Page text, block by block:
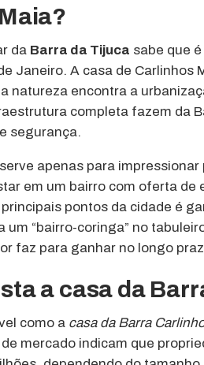
da Barra da Tijuca sabe que
Janeiro. A casa de Carlinhos
natureza encontra a
completa fazem da
segurança.
apenas para impressionar
em um bairro com oferta
pontos da cidade é
um “bairro-coringa” no
faz para ganhar no longo
a casa da
como a casa da Barra
mercado indicam que